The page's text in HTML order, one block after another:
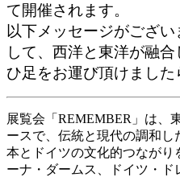
て開催されます。
以下メッセージがござ
して、西洋と東洋が融
ひ足をお運び頂けました
展覧会「REMEMBER」は、
ースで、伝統と現代の調和し
本とドイツの文化的つながり
ーナ・ダームス、ドイツ・ド